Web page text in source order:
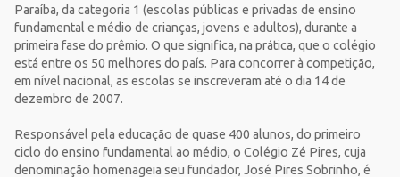
Paraíba, da categoria 1 (escolas públicas e privadas de ensino
fundamental e médio de crianças, jovens e adultos), durante a
primeira fase do prêmio. O que significa, na prática, que o colégio
está entre os 50 melhores do país. Para concorrer à competição,
em nível nacional, as escolas se inscreveram até o dia 14 de
dezembro de 2007.
Responsável pela educação de quase 400 alunos, do primeiro
ciclo do ensino fundamental ao médio, o Colégio Zé Pires, cuja
denominação homenageia seu fundador, José Pires Sobrinho, é